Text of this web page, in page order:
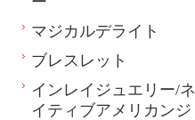
マジカルデライト
ブレスレット
インレイジュエリー/ネ
イティブアメリカンジ